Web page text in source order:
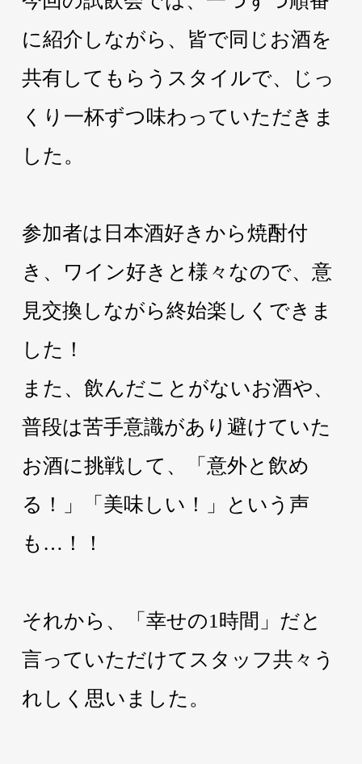
に紹介しながら、皆で同じお酒を
共有してもらうスタイルで、じっ
くり一杯ずつ味わっていただきま
した。
参加者は日本酒好きから焼酎付
き、ワイン好きと様々なので、意
見交換しながら終始楽しくできま
した！
また、飲んだことがないお酒や、
普段は苦手意識があり避けていた
お酒に挑戦して、「意外と飲め
る！」「美味しい！」という声
も…！！
それから、「幸せの1時間」だと
言っていただけてスタッフ共々う
れしく思いました。